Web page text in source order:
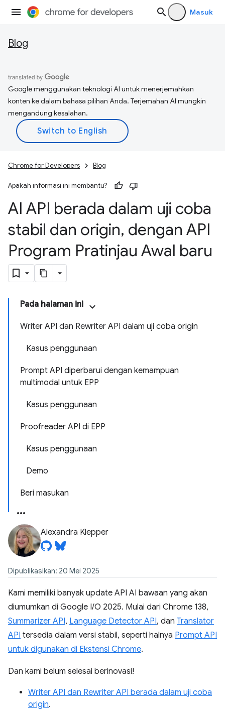
Masuk
Blog
Google menggunakan teknologi AI untuk menerjemahkan
konten ke dalam bahasa pilihan Anda. Terjemahan AI mungkin
mengandung kesalahan.
Chrome for Developers Blog
Apakah informasi ini membantu?
AI API berada dalam uji coba
stabil dan origin, dengan API
Program Pratinjau Awal baru
Pada halaman ini
Writer API dan Rewriter API dalam uji coba origin
Kasus penggunaan
Prompt API diperbarui dengan kemampuan
multimodal untuk EPP
Kasus penggunaan
Proofreader API di EPP
Kasus penggunaan
Demo
Beri masukan
Alexandra Klepper
Dipublikasikan: 20 Mei 2025
Kami memiliki banyak update API AI bawaan yang akan
diumumkan di Google I/O 2025. Mulai dari Chrome 138,
Summarizer API, Language Detector API, dan Translator
API tersedia dalam versi stabil, seperti halnya Prompt API
untuk digunakan di Ekstensi Chrome.
Dan kami belum selesai berinovasi!
Writer API dan Rewriter API berada dalam uji coba
origin.